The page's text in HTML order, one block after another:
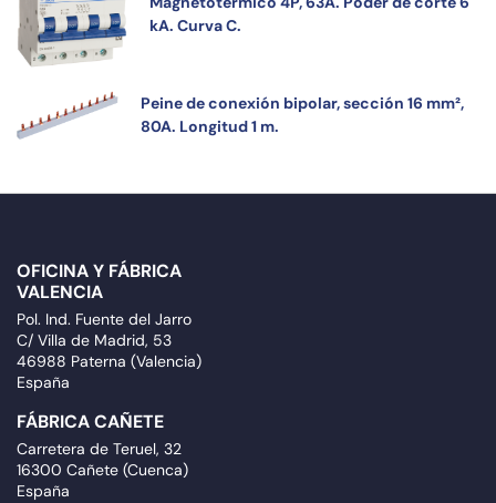
kA. Curva C.
Peine de conexión bipolar, sección 16 mm²,
80A. Longitud 1 m.
OFICINA Y FÁBRICA
VALENCIA
Pol. Ind. Fuente del Jarro
C/ Villa de Madrid, 53
46988 Paterna (Valencia)
España
FÁBRICA CAÑETE
Carretera de Teruel, 32
16300 Cañete (Cuenca)
España